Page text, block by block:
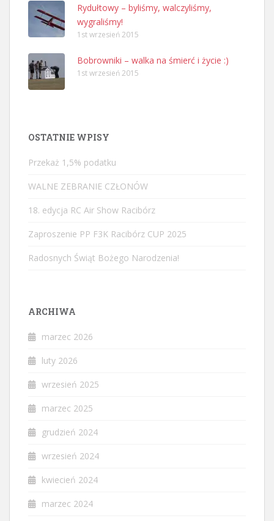
Rydułtowy – byliśmy, walczyliśmy,
wygraliśmy!
1st wrzesień 2015
Bobrowniki – walka na śmierć i życie :)
1st wrzesień 2015
OSTATNIE WPISY
Przekaż 1,5% podatku
WALNE ZEBRANIE CZŁONÓW
18. edycja RC Air Show Racibórz
Zaproszenie PP F3K Racibórz CUP 2025
Radosnych Świąt Bożego Narodzenia!
ARCHIWA
marzec 2026
luty 2026
wrzesień 2025
marzec 2025
grudzień 2024
wrzesień 2024
kwiecień 2024
marzec 2024